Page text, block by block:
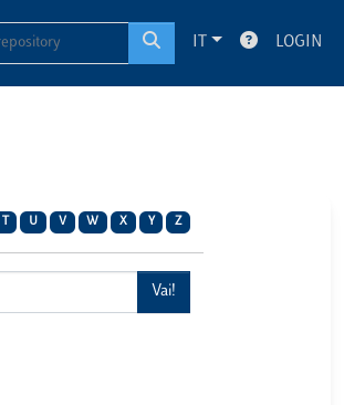
IT LOGIN
U V W X Y Z